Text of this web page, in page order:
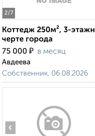
2/7
Коттедж 250м², 3-
черте города
75 000 ₽ в месяц
Авдеева
Собственник, 06.08.2026
‹